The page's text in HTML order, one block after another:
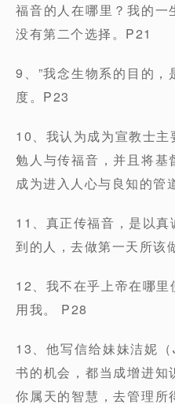
福音的人在哪里？我的一
没有第二个选择。P21
9、”我念生物系的目的
度。P23
10、我认为成为宣教士
勉人与传福音，并且将基
成为进入人心与良知的管
11、真正传福音，是以
到的人，去做第一天所该
12、我不在乎上帝在哪
用我。 P28
13、他写信给妹妹洁妮
书的机会，都当成增进知
你属天的智慧，去管理